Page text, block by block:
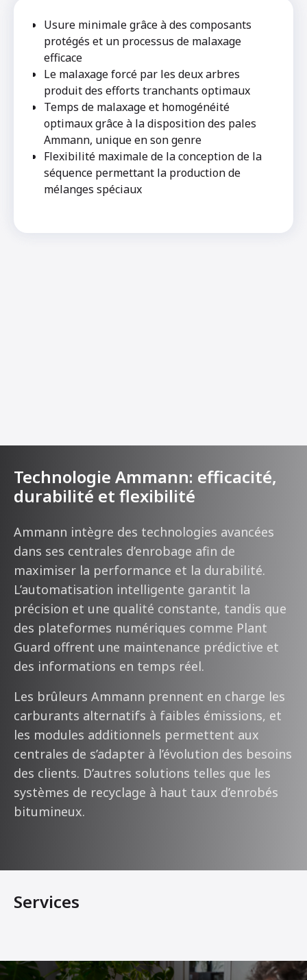
Usure minimale grâce à des composants
protégés et un processus de malaxage
efficace
Le malaxage forcé par les deux arbres
produit des efforts tranchants optimaux
Temps de malaxage et homogénéité
optimaux grâce à la disposition des pales
Ammann, unique en son genre
Flexibilité maximale de la conception de la
séquence permettant la production de
mélanges spéciaux
Technologie Ammann: efficacité,
durabilité et flexibilité
Ammann intègre des technologies avancées
dans ses centrales d’enrobage afin de
maximiser la performance et la durabilité.
L’automatisation intelligente garantit la
précision et une qualité constante, tandis que
des plateformes numériques comme Plant
Guard offrent une maintenance prédictive et
des informations en temps réel.
Les brûleurs Ammann prennent en charge les
carburants alternatifs à faibles émissions, et
les modules additionnels permettent aux
centrales de s’adapter à l’évolution des besoins
des clients. D’autres solutions telles que les
systèmes de recyclage à haut taux d’enrobés
bitumineux.
Services